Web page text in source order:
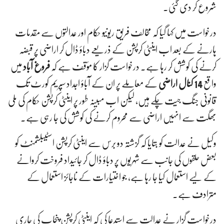
شروع کر دی گئی۔
درخواست میں کہا گیا کہ مخالف فریق ریونیو حکام اور عدالتوں سے مقدمات
ہارنے کے بعد اب اینٹی کرپشن کے ذریعے دباؤ ڈال کر اراضی پر قبضہ
کرنے کی کوشش کر رہا ہے۔ درخواست گزار کا مؤقف ہے کہ فروغ آباد میں
واقع14 کنال اراضی
کے معاملے پر ان کے آباؤ اجداد سپریم کورٹ تک
قانونی جنگ جیت چکے ہیں، لیکن اب مبینہ طور پر اینٹی کرپشن حکام کی ملی
بھگت سے انہیں اراضی سے محروم کرنے کی کوشش کی جا رہی ہے۔
وکیل نے عدالت کو بتایا کہ گزشتہ دو برس سے اینٹی کرپشن اسٹیبلشمنٹ کو
بعض حلقوں کی جانب سے شہریوں پر دباؤ ڈال کر جائیداد فروخت کروانے
کے لیے استعمال کیا جا رہا ہے، جو اختیارات کے ناجائز استعمال کے
مترادف ہے۔
درخواست گزار نے عدالت سے استدعا کی کہ اینٹی کرپشن پنجاب کی جاری